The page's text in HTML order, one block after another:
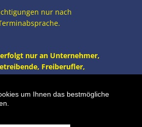
nur nach
nur an Unternehmer,
Freiberufler,
Institutionen und nicht an
MwSt. und Versand.
Einkaufswagen
um Ihnen das bestmögliche